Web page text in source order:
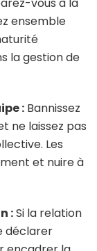
ensemble
la gestion de
: Bannissez
ne laissez pas
Les
et nuire à
:Si la relation
déclarer